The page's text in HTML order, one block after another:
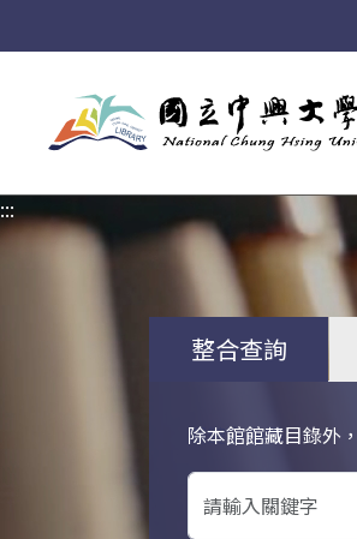
:::
整合查詢
除本館館藏目錄外
關鍵字搜尋